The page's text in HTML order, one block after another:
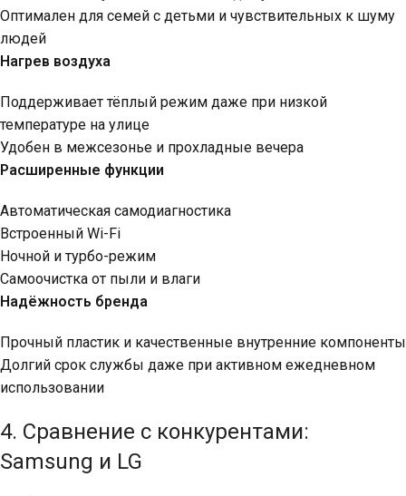
Оптимален для семей с детьми и чувствительных к шуму
людей
Нагрев воздуха
Поддерживает тёплый режим даже при низкой
температуре на улице
Удобен в межсезонье и прохладные вечера
Расширенные функции
Автоматическая самодиагностика
Встроенный Wi-Fi
Ночной и турбо-режим
Самоочистка от пыли и влаги
Надёжность бренда
Прочный пластик и качественные внутренние компоненты
Долгий срок службы даже при активном ежедневном
использовании
4. Сравнение с конкурентами:
Samsung и LG